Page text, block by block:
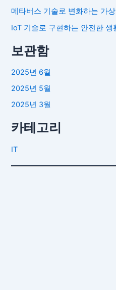
메타버스 기술로 변화하는 가
IoT 기술로 구현하는 안전한 생
보관함
2025년 6월
2025년 5월
2025년 3월
카테고리
IT